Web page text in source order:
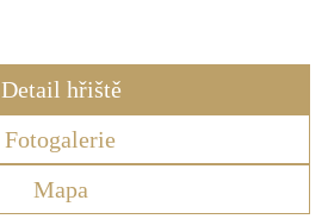
Detail hřiště
Fotogalerie
Mapa